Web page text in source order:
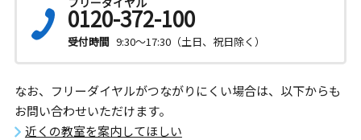
0120-372-100
受付時間 9:30～17:30（土日、祝日除く）
なお、フリーダイヤルがつながりにくい場合は、以下からも
お問い合わせいただけます。
近くの教室を案内してほしい